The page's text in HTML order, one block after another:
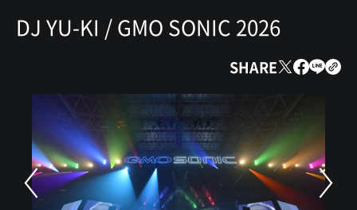
DJ YU-KI / GMO SONIC 2026
SHARE